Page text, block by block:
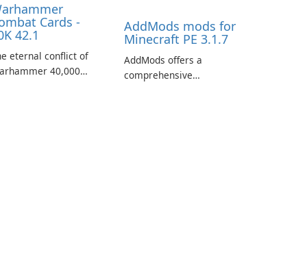
Cards -
42.1
eternal conflict of
40,000
AddMods mods for
Minecraft PE 3.1.7
AddMods offers a
comprehensive